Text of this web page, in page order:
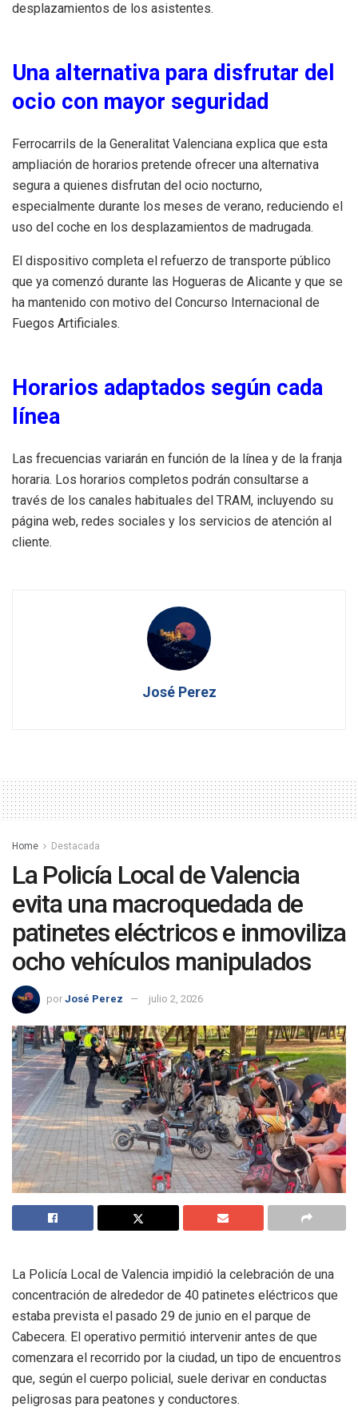
desplazamientos de los asistentes.
Una alternativa para disfrutar del
ocio con mayor seguridad
Ferrocarrils de la Generalitat Valenciana explica que esta
ampliación de horarios pretende ofrecer una alternativa
segura a quienes disfrutan del ocio nocturno,
especialmente durante los meses de verano, reduciendo el
uso del coche en los desplazamientos de madrugada.
El dispositivo completa el refuerzo de transporte público
que ya comenzó durante las Hogueras de Alicante y que se
ha mantenido con motivo del Concurso Internacional de
Fuegos Artificiales.
Horarios adaptados según cada
línea
Las frecuencias variarán en función de la línea y de la franja
horaria. Los horarios completos podrán consultarse a
través de los canales habituales del TRAM, incluyendo su
página web, redes sociales y los servicios de atención al
cliente.
José Perez
Home Destacada
La Policía Local de Valencia
evita una macroquedada de
patinetes eléctricos e inmoviliza
ocho vehículos manipulados
por José Perez julio 2, 2026
La Policía Local de Valencia impidió la celebración de una
concentración de alrededor de 40 patinetes eléctricos que
estaba prevista el pasado 29 de junio en el parque de
Cabecera. El operativo permitió intervenir antes de que
comenzara el recorrido por la ciudad, un tipo de encuentros
que, según el cuerpo policial, suele derivar en conductas
peligrosas para peatones y conductores.